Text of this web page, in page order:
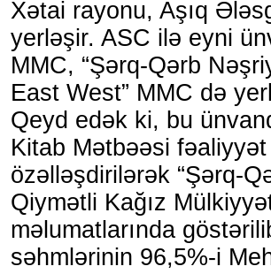
Xətai rayonu, Aşıq
yerləşir. ASC ilə eyni
MMC, “Şərq-Qərb
East West” MMC də
Qeyd edək ki, bu
Kitab Mətbəəsi
özəlləşdirilərək “Şərq-
Qiymətli Kağız
məlumatlarında
səhmlərinin 96,5%-i